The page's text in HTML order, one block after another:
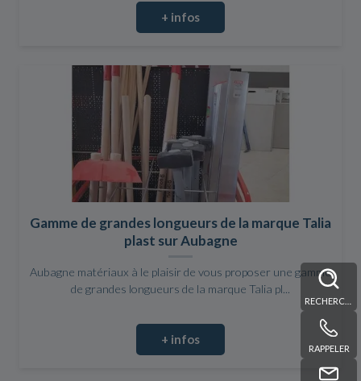
RAPPELER
+ infos
Gamme de grandes longueurs de la marque Talia
plast sur Aubagne
Aubagne matériaux à le plaisir de vous proposer une gamme
de grandes longueurs de la marque Talia pl...
+ infos